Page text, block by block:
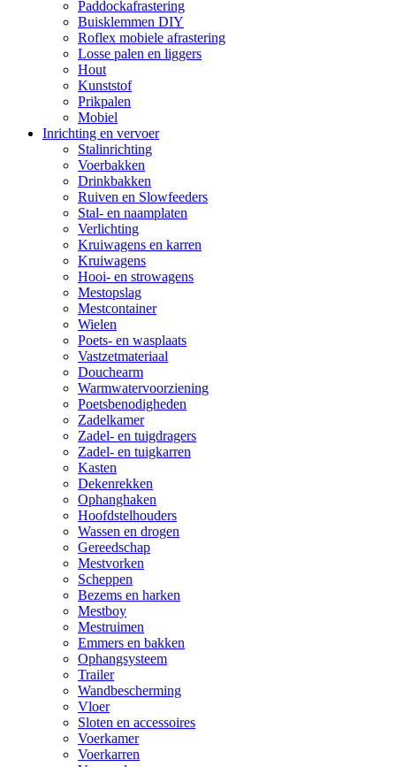
Paddockafrastering
Buisklemmen DIY
Roflex mobiele afrastering
Losse palen en liggers
Hout
Kunststof
Prikpalen
Mobiel
Inrichting en vervoer
Stalinrichting
Voerbakken
Drinkbakken
Ruiven en Slowfeeders
Stal- en naamplaten
Verlichting
Kruiwagens en karren
Kruiwagens
Hooi- en strowagens
Mestopslag
Mestcontainer
Wielen
Poets- en wasplaats
Vastzetmateriaal
Douchearm
Warmwatervoorziening
Poetsbenodigheden
Zadelkamer
Zadel- en tuigdragers
Zadel- en tuigkarren
Kasten
Dekenrekken
Ophanghaken
Hoofdstelhouders
Wassen en drogen
Gereedschap
Mestvorken
Scheppen
Bezems en harken
Mestboy
Mestruimen
Emmers en bakken
Ophangsysteem
Trailer
Wandbescherming
Vloer
Sloten en accessoires
Voerkamer
Voerkarren